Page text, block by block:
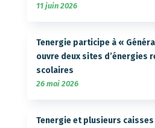
11 juin 2026
Tenergie participe à «
ouvre deux sites d’énergies
scolaires
26 mai 2026
Tenergie et plusieurs